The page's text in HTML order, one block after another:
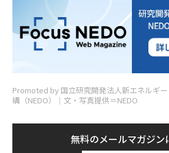
Promoted by 国立研究開発法人新エネルギ
構（NEDO）│文・写真提供＝NEDO
無料のメールマガジン